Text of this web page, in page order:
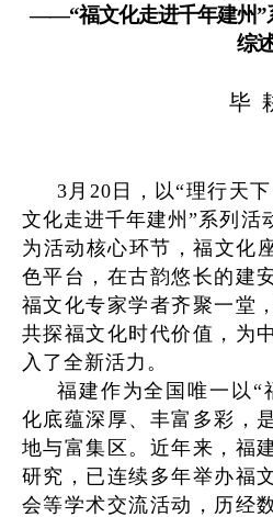
——“福文化走进千年建州”
综
毕
3月20日，以“理行天
文化走进千年建州”系列活
为活动核心环节，福文化
色平台，在古韵悠长的建
福文化专家学者齐聚一堂
共探福文化时代价值，为
入了全新活力。
福建作为全国唯一以“
化底蕴深厚、丰富多彩，
地与富集区。近年来，福
研究，已连续多年举办福
会等学术交流活动，历经